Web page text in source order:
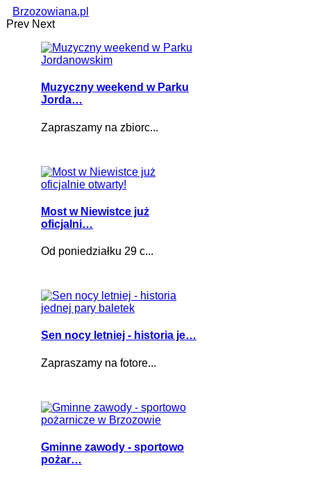
Brzozowiana.pl
Muzyczny weekend w Parku
Jorda…
Zapraszamy na zbiorc...
Most w Niewistce już
oficjalni…
Od poniedziałku 29 c...
Sen nocy letniej - historia je…
Zapraszamy na fotore...
Gminne zawody - sportowo
pożar…
Prev Next